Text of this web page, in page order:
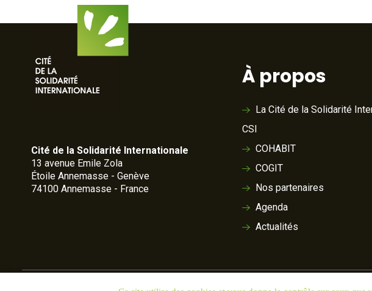
Cité de la Solidarité Internationale
13 avenue Emile Zola
Étoile Annemasse - Genève
74100 Annemasse - France
À propos
La Cité de la Solidarité
CSI
COHABIT
COGIT
Nos partenaires
Agenda
Actualités